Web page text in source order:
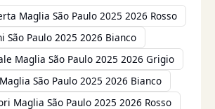
Maglia São Paulo 2025 2026 Rosso
São Paulo 2025 2026 Bianco
Maglia São Paulo 2025 2026 Grigio
São Paulo 2025 2026 Bianco
Maglia São Paulo 2025 2026 Rosso